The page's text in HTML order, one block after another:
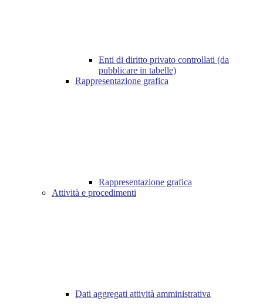
Enti di diritto privato controllati (da
pubblicare in tabelle)
Rappresentazione grafica
Rappresentazione grafica
Attività e procedimenti
Dati aggregati attività amministrativa